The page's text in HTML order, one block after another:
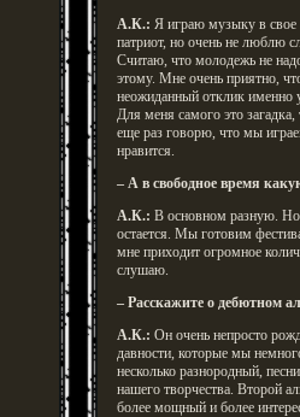
А.К.: Я играю музыку в свое
патриот, но очень не люблю
Считаю, что молодежь не
этому. Мне очень приятно,
неожиданный отклик именно
Для меня самого это
еще раз говорю, что мы
нравится.
– А в свободное время
А.К.: В основном разную. Но
остается. Мы готовим
мне приходит огромное
слушаю.
– Расскажите о дебютном
А.К.: Он очень непросто
давности, которые мы
несколько разнородный,
нашего творчества. Второй
более мощный и более